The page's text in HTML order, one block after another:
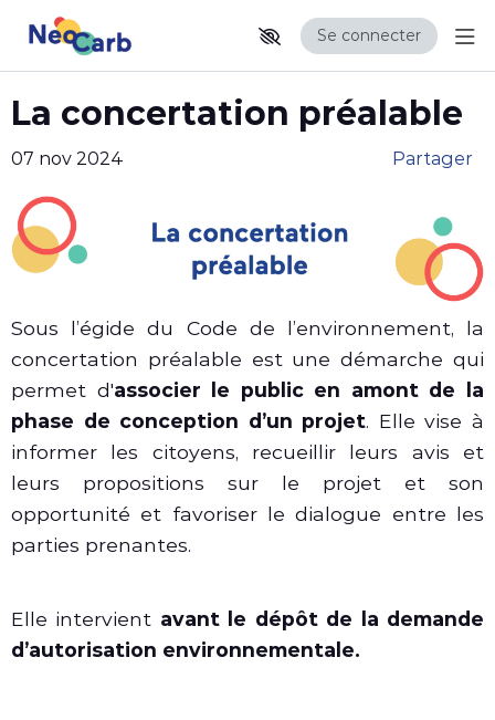
Se connecter
La concertation préalable
07 nov 2024 Partager
Sous l’égide du Code de l’environnement, la
concertation préalable est une démarche qui
permet d'associer le public en amont de la
phase de conception d’un projet. Elle vise à
informer les citoyens, recueillir leurs avis et
leurs propositions sur le projet et son
opportunité et favoriser le dialogue entre les
parties prenantes.
Elle intervient avant le dépôt de la demande
d’autorisation environnementale.